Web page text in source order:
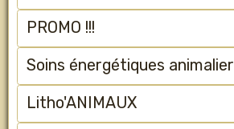
PROMO !!!
Soins énergétiques animalier
Litho'ANIMAUX